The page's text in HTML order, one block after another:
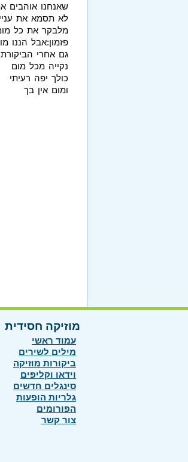
שאנחנו אוהבים
לא תסמא את
מלבקר את כל
פזמון:אבל הננו
גם אחרי
נקייה מכל מום
כולך יפה רעיתי
ומום אין בך
מוזיקה חסידית
עמוד ראשי
מילים לשירים
ביקורות מוזיקה
וידאו וקליפים
סינגלים חדשים
גלריות הופעות
הפורומים
צור קשר